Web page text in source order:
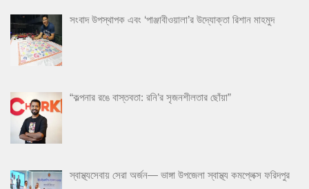
সংবাদ উপস্থাপক এবং ‘পাঞ্জাবীওয়ালা’র উদ্যোক্তা রিশান মাহমুদ
“কল্পনার রঙে বাস্তবতা: রনি’র সৃজনশীলতার ছোঁয়া”
স্বাস্থ্যসেবায় সেরা অর্জন— ভাঙ্গা উপজেলা স্বাস্থ্য কমপ্লেক্স ফরিদপুর